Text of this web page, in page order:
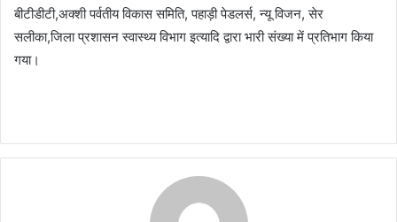
बीटीडीटी,अक्शी पर्वतीय विकास समिति, पहाड़ी पेडलर्स, न्यू विजन, सेर
सलीका,जिला प्रशासन स्वास्थ्य विभाग इत्यादि द्वारा भारी संख्या में प्रतिभाग किया
गया।